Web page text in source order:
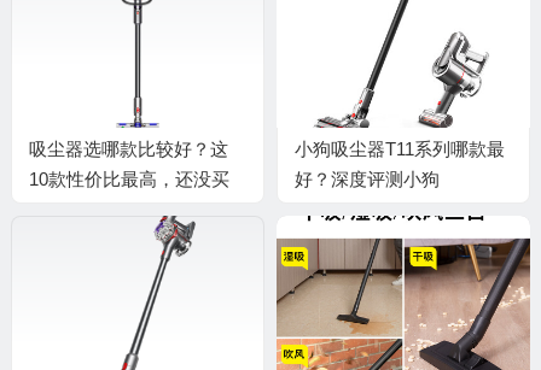
吸尘器选哪款比较好？这
10款性价比最高，还没买
小狗吸尘器T11系列哪款最
好？深度评测小狗
🎁